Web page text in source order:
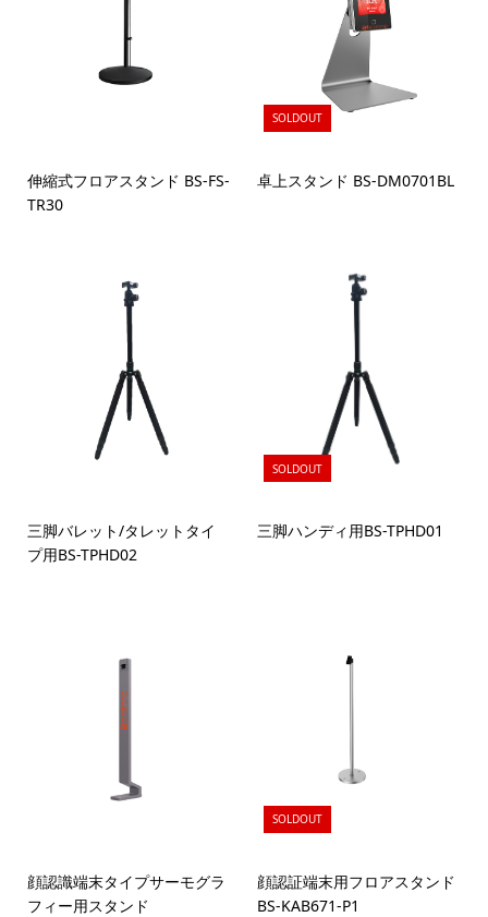
伸縮式フロアスタンド BS-FS-
TR30
SOLDOUT
卓上スタンド BS-DM0701BL
三脚バレット/タレットタイ
プ用BS-TPHD02
SOLDOUT
三脚ハンディ用BS-TPHD01
顔認識端末タイプサーモグラ
フィー用スタンド
SOLDOUT
顔認証端末用フロアスタンド
BS-KAB671-P1